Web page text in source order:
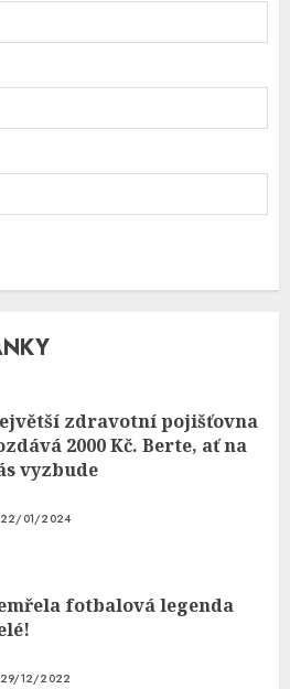
zdravotní pojišťovna
2000 Kč. Berte, ať na
vyzbude
22/01/2024
fotbalová legenda
29/12/2022